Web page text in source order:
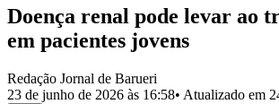
Educação
Bairros de Barueri
Selecione sua regiãoPara notícias da sua região
Doença renal pode levar ao
em pacientes jovens
Redação Jornal de Barueri
23 de junho de 2026 às 16:58• Atualizado em